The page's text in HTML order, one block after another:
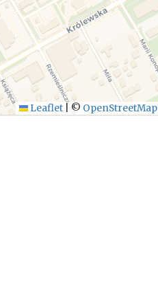
Leaflet © OpenStreetMap